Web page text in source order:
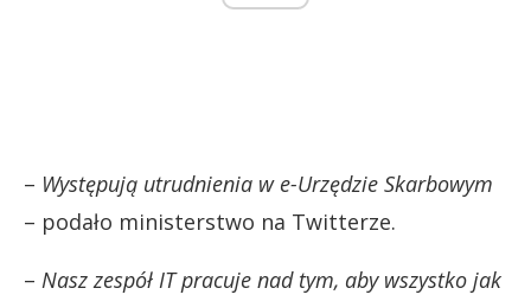
– Występują utrudnienia w e-Urzędzie Skarbowym
– podało ministerstwo na Twitterze.
– Nasz zespół IT pracuje nad tym, aby wszystko jak